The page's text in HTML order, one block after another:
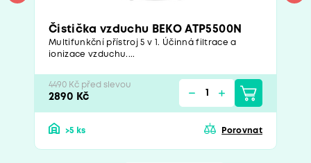
Čistička vzduchu BEKO ATP5500N
Multifunkční přístroj 5 v 1. Účinná filtrace a
ionizace vzduchu....
4490 Kč před slevou
2890 Kč
>5 ks Porovnat